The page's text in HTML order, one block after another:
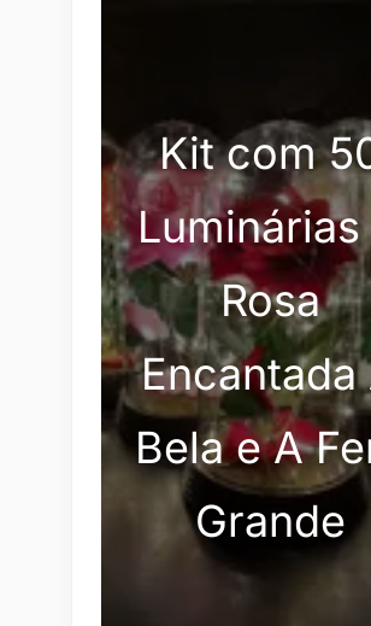
Kit com
Luminárias
Rosa
Encantada
Bela e A
Grande